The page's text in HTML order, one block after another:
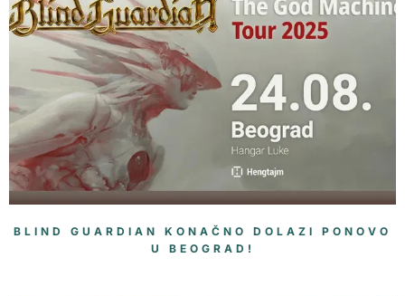
BLIND GUARDIAN KONAČNO DOLAZI PONOVO
U BEOGRAD!